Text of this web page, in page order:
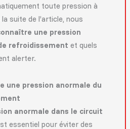
toute pression à
suite de l’article, nous
une pression
refroidissement et quels
alerter.
une pression anormale du
anormale dans le circuit
essentiel pour éviter des